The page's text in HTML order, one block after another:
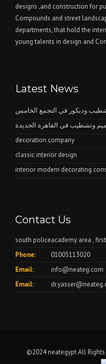
designs ,and construction for
Compounds and street
departments, that hold the
young talents in design and
Latest News
وديكور في التجمع الخامس
وتشطيب في القاهرة الجديدة
decoration company
classic interior design
interior modern decorating
Contact Us
south policeacademy area ,
Phone:
01005113020
Email:
info@neateg.com
Email:
©2024 neategypt All